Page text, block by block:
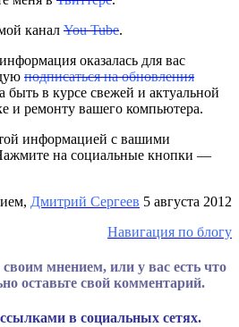
канал You Tube.
оказалась для вас
подписаться на обновления
быть в курсе свежей и актуальной
и ремонту вашего компьютера.
информацией с вашими
на социальные кнопки —
Дмитрий Сергеев 5 августа 2012
Навигация по блогу
мнением, или у вас есть что
оставьте свой комментарий.
в социальных сетях.